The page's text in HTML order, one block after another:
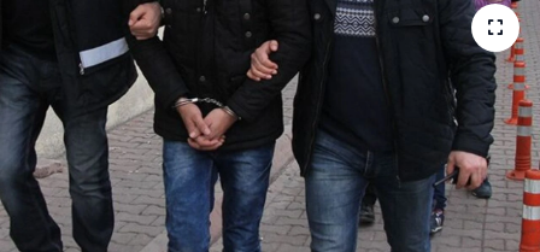
SAĞLIK
YAŞAM
EĞİTİM
ASAYİŞ